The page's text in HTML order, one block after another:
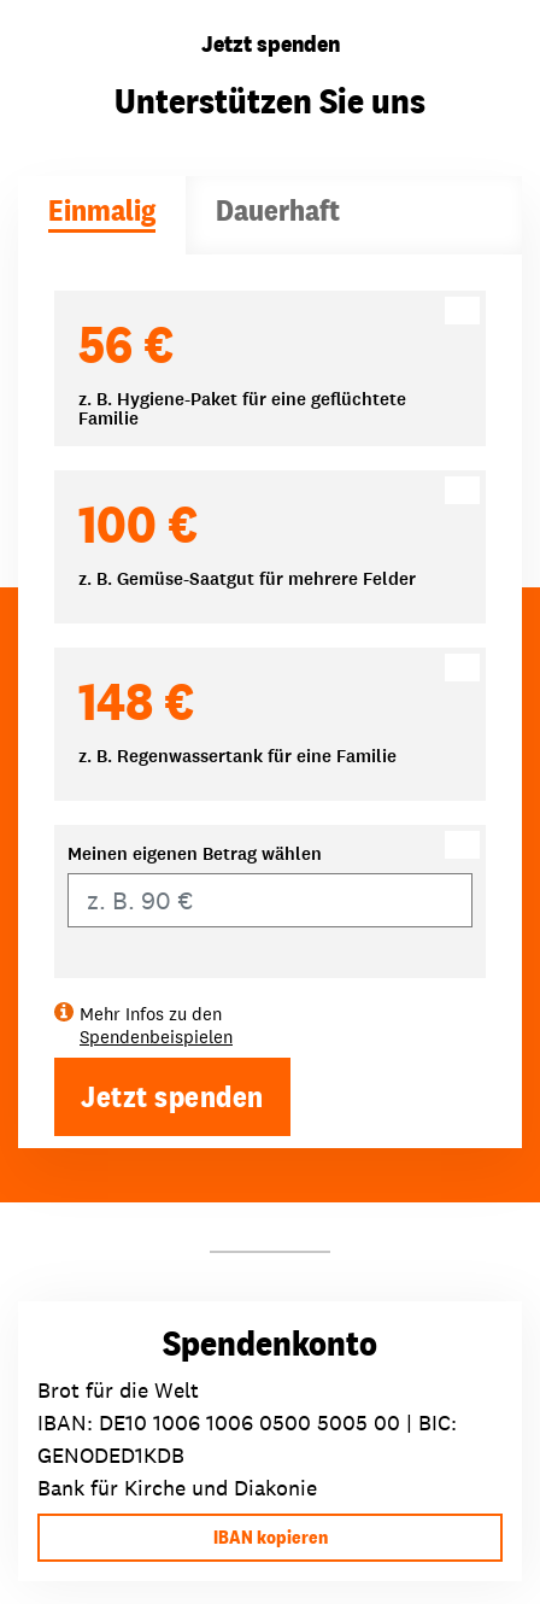
Jetzt spenden
Unterstützen Sie uns
Einmalig Dauerhaft
56 €
z. B. Hygiene-Paket für eine geflüchtete
Familie
100 €
z. B. Gemüse-Saatgut für mehrere Felder
148 €
z. B. Regenwassertank für eine Familie
Meinen eigenen Betrag wählen
Mehr Infos zu den
Spendenbeispielen
Jetzt spenden
Spendenkonto
Brot für die Welt
IBAN: DE10 1006 1006 0500 5005 00 | BIC:
GENODED1KDB
Bank für Kirche und Diakonie
IBAN kopieren